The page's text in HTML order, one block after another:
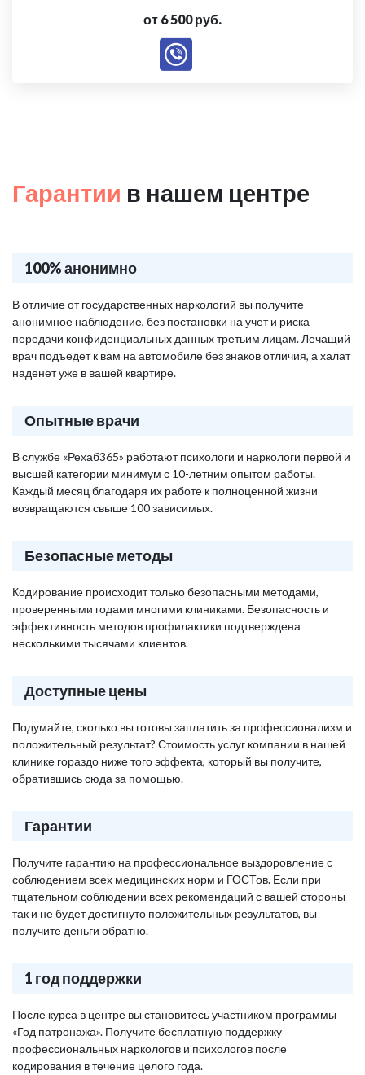
от 6 500 руб.
Гарантии в нашем центре
100% анонимно
В отличие от государственных наркологий вы получите
анонимное наблюдение, без постановки на учет и риска
передачи конфиденциальных данных третьим лицам. Лечащий
врач подъедет к вам на автомобиле без знаков отличия, а халат
наденет уже в вашей квартире.
Опытные врачи
В службе «Рехаб365» работают психологи и наркологи первой и
высшей категории минимум с 10-летним опытом работы.
Каждый месяц благодаря их работе к полноценной жизни
возвращаются свыше 100 зависимых.
Безопасные методы
Кодирование происходит только безопасными методами,
проверенными годами многими клиниками. Безопасность и
эффективность методов профилактики подтверждена
несколькими тысячами клиентов.
Доступные цены
Подумайте, сколько вы готовы заплатить за профессионализм и
положительный результат? Стоимость услуг компании в нашей
клинике гораздо ниже того эффекта, который вы получите,
обратившись сюда за помощью.
Гарантии
Получите гарантию на профессиональное выздоровление с
соблюдением всех медицинских норм и ГОСТов. Если при
тщательном соблюдении всех рекомендаций с вашей стороны
так и не будет достигнуто положительных результатов, вы
получите деньги обратно.
1 год поддержки
После курса в центре вы становитесь участником программы
«Год патронажа». Получите бесплатную поддержку
профессиональных наркологов и психологов после
кодирования в течение целого года.